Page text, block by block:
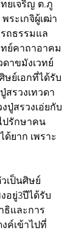
ยเจริญ ต.ภู
ระเกจิผู้เฒ่า
ถธรรมแล
ย์คาถาอาคม
าขมังเวทย์
ย์เอกที่ได้รับ
สรวงเทวดา
ปู่สรวงเอ่ยกับ
ปรักษาคน
ยาก เพราะ
เป็นศิษย์
อยู่3ปีได้รับ
ธิและการ
ค์เข้าไปที่